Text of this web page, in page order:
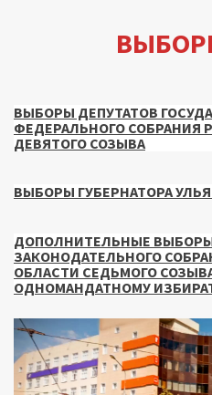
ВЫБОРЫ ДЕПУТАТОВ
ФЕДЕРАЛЬНОГО СОБРАНИЯ
ДЕВЯТОГО СОЗЫВА
ВЫБОРЫ ГУБЕРНАТОРА
ДОПОЛНИТЕЛЬНЫЕ ВЫБОРЫ
ЗАКОНОДАТЕЛЬНОГО
ОБЛАСТИ СЕДЬМОГО
ОДНОМАНДАТНОМУ